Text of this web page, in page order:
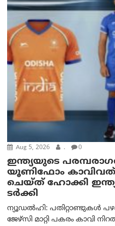
Aug 5, 2026 . 0
ഇന്ത്യയുടെ
യൂണിഫോം
ചെയ്ത് ഹോക്കി
ടര്‍ക്കി
ന്യൂഡൽഹി: പതിറ്റാണ്ടുകൾ
ജേഴ്‌സി മാറ്റി പകരം കാവി